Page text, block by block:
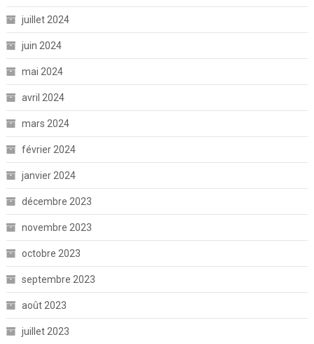
juillet 2024
juin 2024
mai 2024
avril 2024
mars 2024
février 2024
janvier 2024
décembre 2023
novembre 2023
octobre 2023
septembre 2023
août 2023
juillet 2023